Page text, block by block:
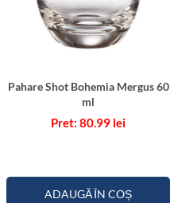
Pahare Shot Bohemia Mergus 60
ml
80.99 lei
ADAUGĂ ÎN COȘ